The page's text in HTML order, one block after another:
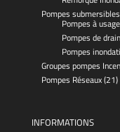
Pompes submersibles
Pompes à
Pompes de
Pompes
Groupes pompes
Pompes Réseaux(21)
INFORMATIONS